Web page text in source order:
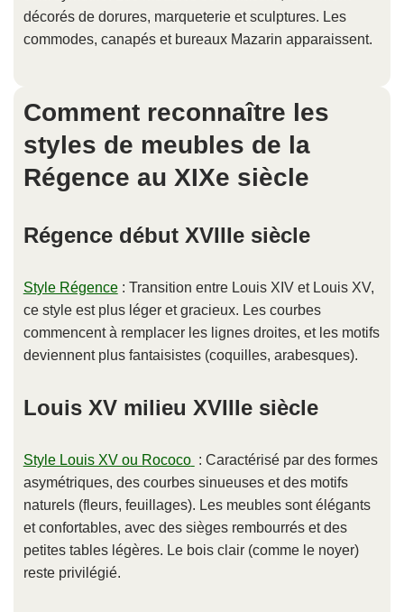
décorés de dorures, marqueterie et sculptures. Les
commodes, canapés et bureaux Mazarin apparaissent.
Comment reconnaître les
styles de meubles de la
Régence au XIXe siècle
Régence début XVIIIe siècle
Style Régence: Transition entre Louis XIV et Louis XV,
ce style est plus léger et gracieux. Les courbes
commencent à remplacer les lignes droites, et les motifs
deviennent plus fantaisistes (coquilles, arabesques).
Louis XV milieu XVIIIe siècle
Style Louis XV ou Rococo : Caractérisé par des formes
asymétriques, des courbes sinueuses et des motifs
naturels (fleurs, feuillages). Les meubles sont élégants
et confortables, avec des sièges rembourrés et des
petites tables légères. Le bois clair (comme le noyer)
reste privilégié.